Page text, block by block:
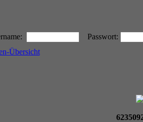
Passwort:
Übersicht